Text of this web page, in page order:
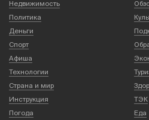
Недвижимость
Политика
Деньги
Спорт
Афиша
Технологии
Страна и мир
Инструкция
ТЭК
Погода
Еда